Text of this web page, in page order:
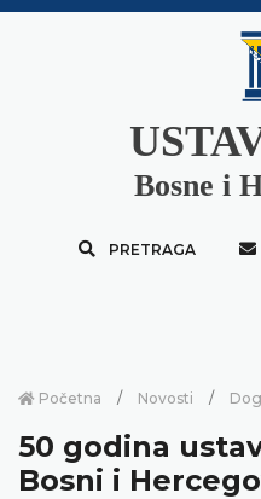
Bosne i
PRETRAGA
Početna Novosti
50 godina
Bosni i